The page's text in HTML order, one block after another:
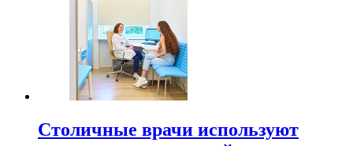
Столичные врачи используют